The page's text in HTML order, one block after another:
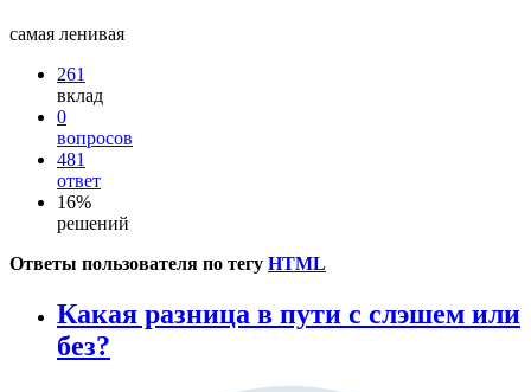
самая ленивая
261
вклад
0
вопросов
481
ответ
16%
решений
Ответы пользователя по тегу HTML
Какая разница в пути с слэшем или
без?